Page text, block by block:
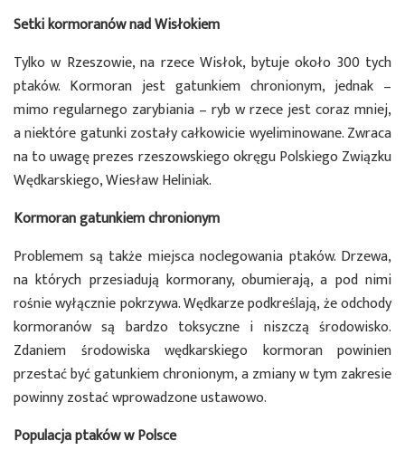
Setki kormoranów nad Wisłokiem
Tylko w Rzeszowie, na rzece Wisłok, bytuje około 300 tych
ptaków. Kormoran jest gatunkiem chronionym, jednak –
mimo regularnego zarybiania – ryb w rzece jest coraz mniej,
a niektóre gatunki zostały całkowicie wyeliminowane. Zwraca
na to uwagę prezes rzeszowskiego okręgu Polskiego Związku
Wędkarskiego, Wiesław Heliniak.
Kormoran gatunkiem chronionym
Problemem są także miejsca noclegowania ptaków. Drzewa,
na których przesiadują kormorany, obumierają, a pod nimi
rośnie wyłącznie pokrzywa. Wędkarze podkreślają, że odchody
kormoranów są bardzo toksyczne i niszczą środowisko.
Zdaniem środowiska wędkarskiego kormoran powinien
przestać być gatunkiem chronionym, a zmiany w tym zakresie
powinny zostać wprowadzone ustawowo.
Populacja ptaków w Polsce